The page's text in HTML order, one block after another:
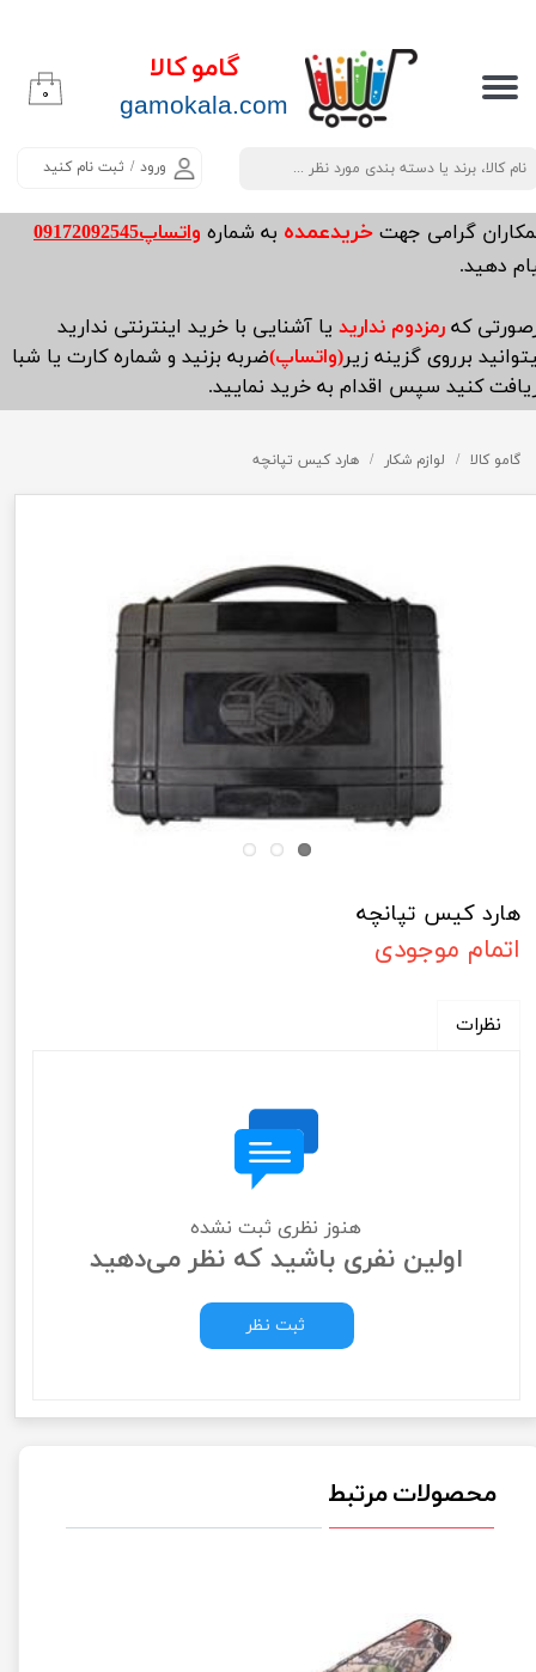
گامو کالا
​​​​​​gamokala.com
ورود / ثبت نام کنید
حساب کاربری من
تغییر گذر واژه
سفارشات
خروج از حساب کاربری
۰
گرامی جهت خریدعمده به شماره واتساپ09172092545
دهید.
که رمزدوم ندارید یا آشنایی با خرید اینترنتی ندارید
برروی گزینه زیر(واتساپ)ضربه بزنید و شماره کارت یا شبا
کنید سپس اقدام به خرید نمایید.
گامو کالا لوازم شکار هارد کیس تپانچه
هارد کیس تپانچه
اتمام موجودی
نظرات
هنوز نظری ثبت نشده
اولین نفری باشید که نظر می‌دهید
ثبت نظر
محصولات مرتبط